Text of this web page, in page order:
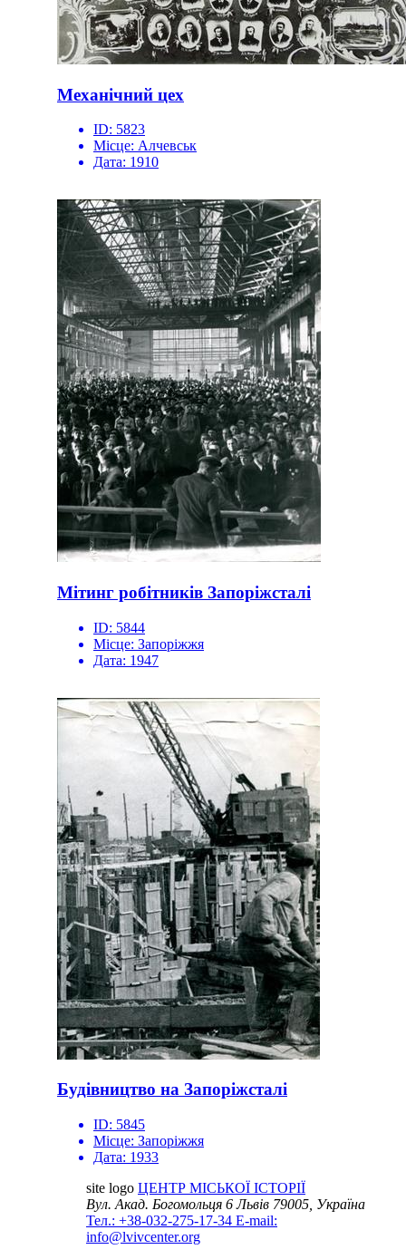
Механічний цех
ID: 5823
Місце: Алчевськ
Дата: 1910
Мітинг робітників Запоріжсталі
ID: 5844
Місце: Запоріжжя
Дата: 1947
Будівництво на Запоріжсталі
ID: 5845
Місце: Запоріжжя
Дата: 1933
site logo ЦЕНТР МІСЬКОЇ ІСТОРІЇ
Вул. Акад. Богомольця 6Львів 79005, Україна
Тел.: +38-032-275-17-34 E-mail:
info@lvivcenter.org